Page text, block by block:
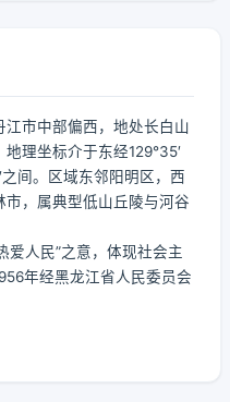
市中部偏西，地处长白山
理坐标介于东经129°35′
之间。区域东邻阳明区，西
，属典型低山丘陵与河谷
爱人民”之意，体现社会主
年经黑龙江省人民委员会